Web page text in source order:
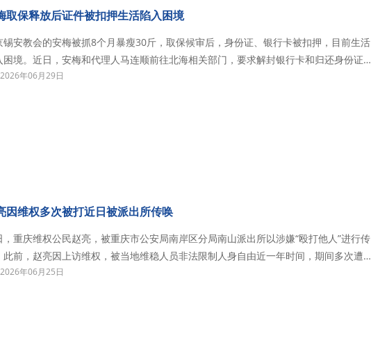
取保释放后证件被扣押生活陷入困境
锡安教会的安梅被抓8个月暴瘦30斤，取保候审后，身份证、银行卡被扣押，目前生活
困境。近日，安梅和代理人马连顺前往北海相关部门，要求解封银行卡和归还身份证。
年6月18日，安梅被取保候审走出牢房后，发现她的体重比被抓捕前下降30多斤，腰
2026年06月29日
因维权多次被打近日被派出所传唤
，重庆维权公民赵亮，被重庆市公安局南岸区分局南山派出所以涉嫌“殴打他人”进行传
此前，赵亮因上访维权，被当地维稳人员非法限制人身自由近一年时间，期间多次遭到
《中华人民共和国治安管理处罚法》
2026年06月25日